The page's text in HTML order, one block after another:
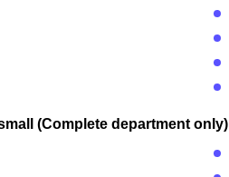
(Complete department only)